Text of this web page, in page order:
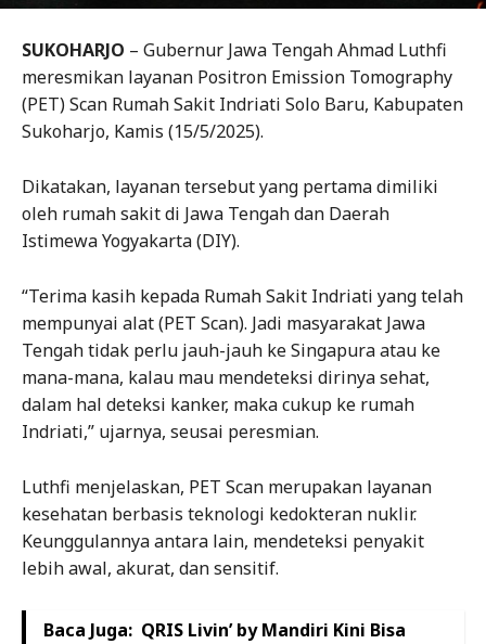
SUKOHARJO – Gubernur Jawa Tengah Ahmad Luthfi
meresmikan layanan Positron Emission Tomography
(PET) Scan Rumah Sakit Indriati Solo Baru, Kabupaten
Sukoharjo, Kamis (15/5/2025).
Dikatakan, layanan tersebut yang pertama dimiliki
oleh rumah sakit di Jawa Tengah dan Daerah
Istimewa Yogyakarta (DIY).
“Terima kasih kepada Rumah Sakit Indriati yang telah
mempunyai alat (PET Scan). Jadi masyarakat Jawa
Tengah tidak perlu jauh-jauh ke Singapura atau ke
mana-mana, kalau mau mendeteksi dirinya sehat,
dalam hal deteksi kanker, maka cukup ke rumah
Indriati,” ujarnya, seusai peresmian.
Luthfi menjelaskan, PET Scan merupakan layanan
kesehatan berbasis teknologi kedokteran nuklir.
Keunggulannya antara lain, mendeteksi penyakit
lebih awal, akurat, dan sensitif.
Baca Juga: QRIS Livin’ by Mandiri Kini Bisa